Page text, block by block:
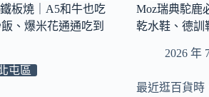
板燒｜A5和牛也吃
、爆米花通通吃到
屯區
Moz瑞典駝鹿
乾水鞋、德訓
2026 年
最近逛百貨時